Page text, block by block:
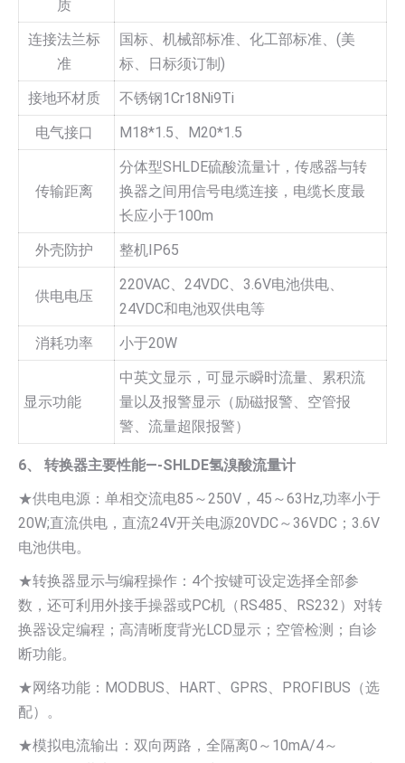
质
连接法兰标
准
国标、机械部标准、化工部标准、(美
标、日标须订制)
接地环材质
不锈钢1Cr18Ni9Ti
电气接口
M18*1.5、M20*1.5
传输距离
分体型SHLDE硫酸流量计，传感器与转
换器之间用信号电缆连接，电缆长度最
长应小于100m
外壳防护
整机IP65
供电电压
220VAC、24VDC、3.6V电池供电、
24VDC和电池双供电等
消耗功率
小于20W
显示功能
中英文显示，可显示瞬时流量、累积流
量以及报警显示（励磁报警、空管报
警、流量超限报警）
6、 转换器主要性能—-SHLDE氢溴酸流量计
★供电电源：单相交流电85～250V，45～63Hz,功率小于
20W;直流供电，直流24V开关电源20VDC～36VDC；3.6V
电池供电。
★转换器显示与编程操作：4个按键可设定选择全部参
数，还可利用外接手操器或PC机（RS485、RS232）对转
换器设定编程；高清晰度背光LCD显示；空管检测；自诊
断功能。
★网络功能：MODBUS、HART、GPRS、PROFIBUS（选
配）。
★模拟电流输出：双向两路，全隔离0～10mA/4～